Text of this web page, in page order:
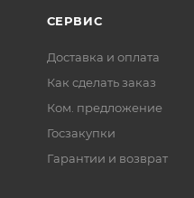
СЕРВИС
Доставка и оплата
Как сделать заказ
Ком. предложение
Госзакупки
Гарантии и возврат